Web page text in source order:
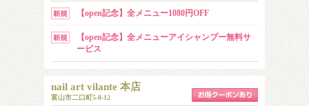
【open記念】全メニュー1080円OFF
【open記念】全メニューアイシャンプー無料サ
ービス
nail art vilante 本店
富山市二口町5-8-12